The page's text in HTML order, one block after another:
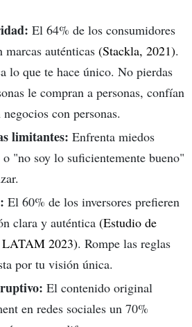
El 64% de los consumidores
marcas auténticas (Stackla, 2021).
lo que te hace único. No pierdas
le compran a personas, confían
con personas.
limitantes: Enfrenta miedos
"no soy lo suficientemente bueno"
El 60% de los inversores prefieren
clara y auténtica (Estudio de
LATAM 2023). Rompe las reglas
por tu visión única.
El contenido original
en redes sociales un 70%